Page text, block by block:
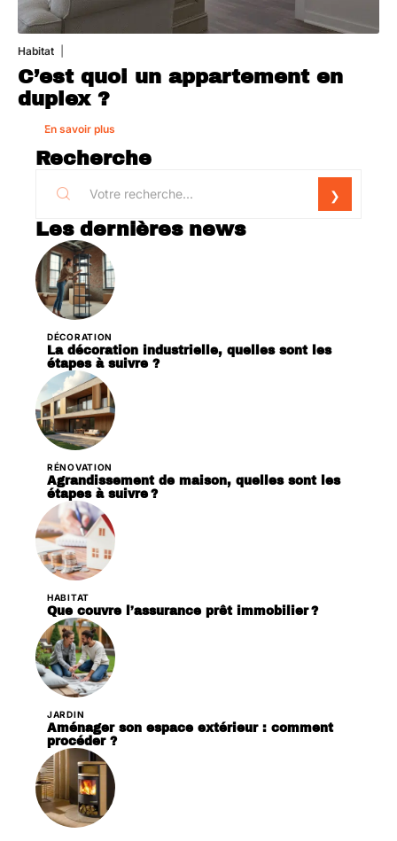
Habitat
C’est quoi un appartement en
duplex ?
En savoir plus
Recherche
Les dernières news
DÉCORATION
La décoration industrielle, quelles sont les
étapes à suivre ?
RÉNOVATION
Agrandissement de maison, quelles sont les
étapes à suivre ?
HABITAT
Que couvre l’assurance prêt immobilier ?
JARDIN
Aménager son espace extérieur : comment
procéder ?